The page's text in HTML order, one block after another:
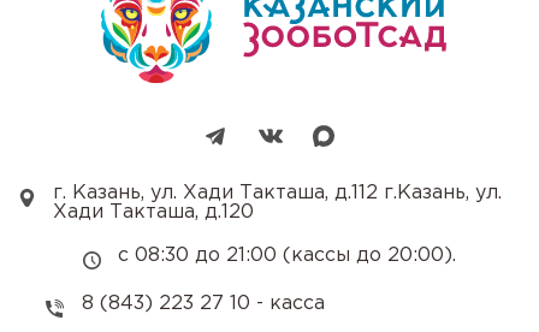
г. Казань, ул. Хади Такташа, д.112 г.Казань, ул.
Хади Такташа, д.120
с 08:30 до 21:00 (кассы до 20:00).
8 (843) 223 27 10 - касса